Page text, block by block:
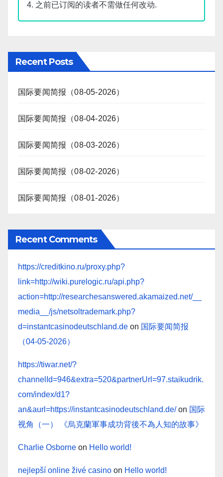
4. 之前已订阅的读者不需做任何改动.
Recent Posts
国际要闻简报（08-05-2026）
国际要闻简报（08-04-2026）
国际要闻简报（08-03-2026）
国际要闻简报（08-02-2026）
国际要闻简报（08-01-2026）
Recent Comments
https://creditkino.ru/proxy.php?
link=http://wiki.purelogic.ru/api.php?
action=http://researchesanswered.akamaized.net/__
media__/js/netsoltrademark.php?
d=instantcasinodeutschland.de on 国际要闻简报
（04-05-2026）
https://tiwar.net/?
channelId=946&extra=520&partnerUrl=97.staikudrik.
com/index/d1?
an&aurl=https://instantcasinodeutschland.de/on 国际
视角（一） 《烏克蘭軍事成功背後不為人知的故事》
Charlie Osborne on Hello world!
nejlepší online živé casino on Hello world!